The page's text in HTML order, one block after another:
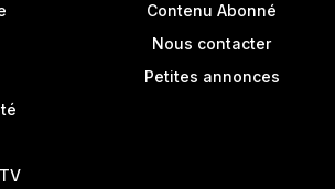
Contenu Abonné
Nous contacter
Petites annonces